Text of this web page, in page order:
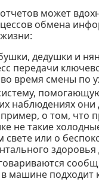
может
обмена
дедушки и
передачи
время смены по
наблюдениях
о том, что
не такие
или о
здоровья
машине подходит